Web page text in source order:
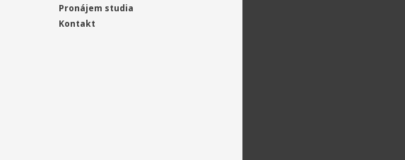
Pronájem studia
Kontakt